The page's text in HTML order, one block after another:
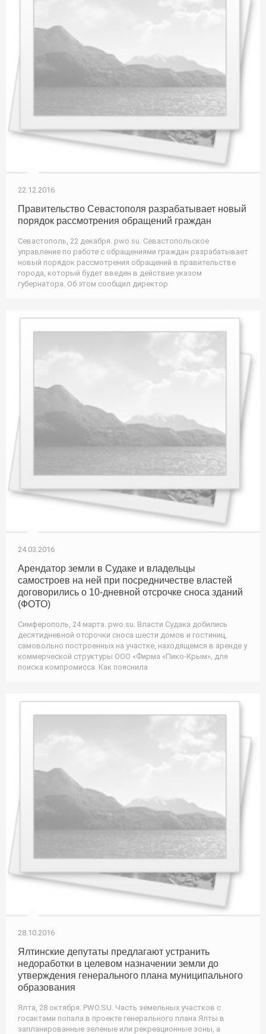
22.12.2016
Правительство Севастополя разрабатывает новый
порядок рассмотрения обращений граждан
Севастополь, 22 декабря. pwo.su. Севастопольское
управление по работе с обращениями граждан разрабатывает
новый порядок рассмотрения обращений в правительстве
города, который будет введен в действие указом
губернатора. Об этом сообщил директор
24.03.2016
Арендатор земли в Судаке и владельцы
самостроев на ней при посредничестве властей
договорились о 10-дневной отсрочке сноса зданий
(ФОТО)
Симферополь, 24 марта. pwo.su. Власти Судака добились
десятидневной отсрочки сноса шести домов и гостиниц,
самовольно построенных на участке, находящемся в аренде у
коммерческой структуры ООО «Фирма «Пико-Крым», для
поиска компромисса. Как пояснила
28.10.2016
Ялтинские депутаты предлагают устранить
недоработки в целевом назначении земли до
утверждения генерального плана муниципального
образования
Ялта, 28 октября. PWO.SU. Часть земельных участков с
госактами попала в проекте генерального плана Ялты в
запланированные зеленые или рекреационные зоны, а